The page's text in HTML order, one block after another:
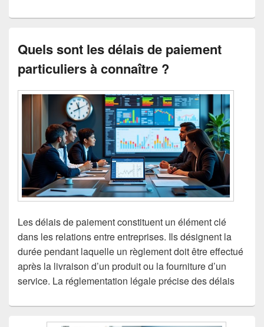
Quels sont les délais de paiement
particuliers à connaître ?
Les délais de paiement constituent un élément clé
dans les relations entre entreprises. Ils désignent la
durée pendant laquelle un règlement doit être effectué
après la livraison d’un produit ou la fourniture d’un
service. La réglementation légale précise des délais